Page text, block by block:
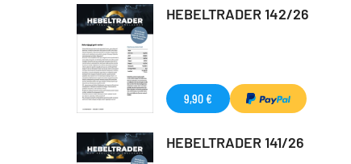
HEBELTRADER 142/26
9,90 €
HEBELTRADER 141/26